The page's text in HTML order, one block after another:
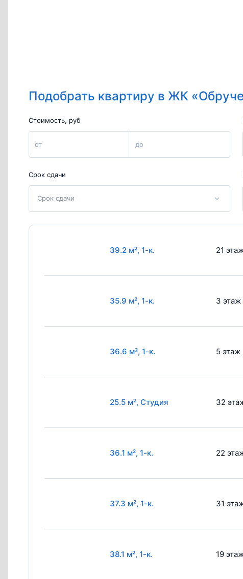
Подобрать квартиру в ЖК
Стоимость, руб
от до
Срок сдачи
Срок сдачи
39.2 м², 1-к. 21
35.9 м², 1-к. 3 этаж
36.6 м², 1-к. 5 этаж
25.5 м², Студия 32
36.1 м², 1-к. 22
37.3 м², 1-к. 31
38.1 м², 1-к. 19